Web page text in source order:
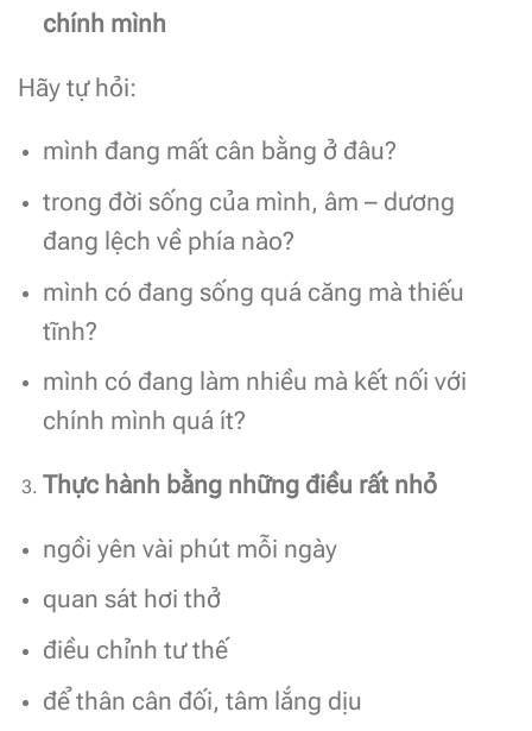
chính mình
Hãy tự hỏi:
mình đang mất cân bằng ở đâu?
trong đời sống của mình, âm – dương
đang lệch về phía nào?
mình có đang sống quá căng mà thiếu
tĩnh?
mình có đang làm nhiều mà kết nối với
chính mình quá ít?
Thực hành bằng những điều rất nhỏ
ngồi yên vài phút mỗi ngày
quan sát hơi thở
điều chỉnh tư thế
để thân cân đối, tâm lắng dịu